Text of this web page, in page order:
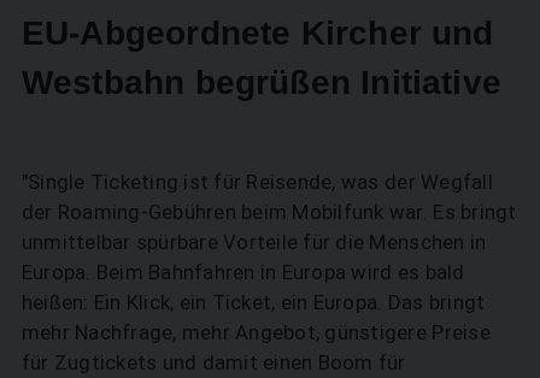
EU-Abgeordnete Kircher und
Westbahn begrüßen Initiative
"Single Ticketing ist für Reisende, was der Wegfall
der Roaming-Gebühren beim Mobilfunk war. Es bringt
unmittelbar spürbare Vorteile für die Menschen in
Europa. Beim Bahnfahren in Europa wird es bald
heißen: Ein Klick, ein Ticket, ein Europa. Das bringt
mehr Nachfrage, mehr Angebot, günstigere Preise
für Zugtickets und damit einen Boom für